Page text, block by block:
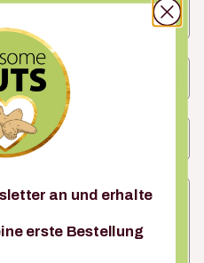
an und erhalte
erste Bestellung